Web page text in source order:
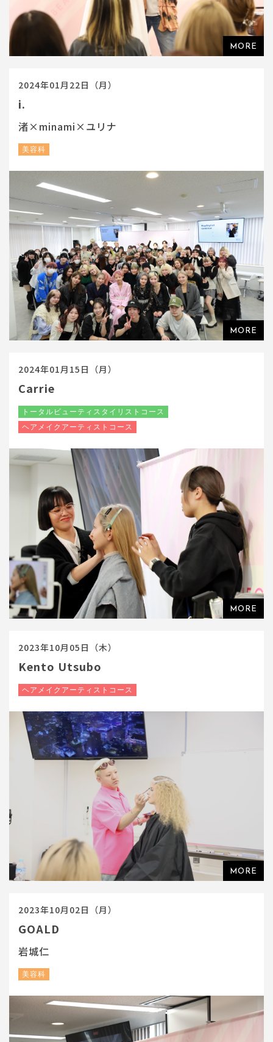
2024年01月22日（月）
i.
渚×minami×ユリナ
美容科
2024年01月15日（月）
Carrie
トータルビューティスタイリストコース
ヘアメイクアーティストコース
2023年10月05日（木）
Kento Utsubo
ヘアメイクアーティストコース
2023年10月02日（月）
GOALD
岩城仁
美容科